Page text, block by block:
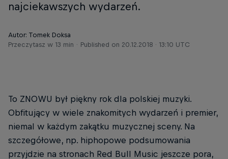
najciekawszych wydarzeń.
Autor: Tomek Doksa
Przeczytasz w 13 min
Published on 20.12.2018 · 13:10 UTC
To ZNOWU był piękny rok dla polskiej muzyki.
Obfitujący w wiele znakomitych wydarzeń i premier,
niemal w każdym zakątku muzycznej sceny. Na
szczegółowe, np. hiphopowe podsumowania
przyjdzie na stronach Red Bull Music jeszcze pora,